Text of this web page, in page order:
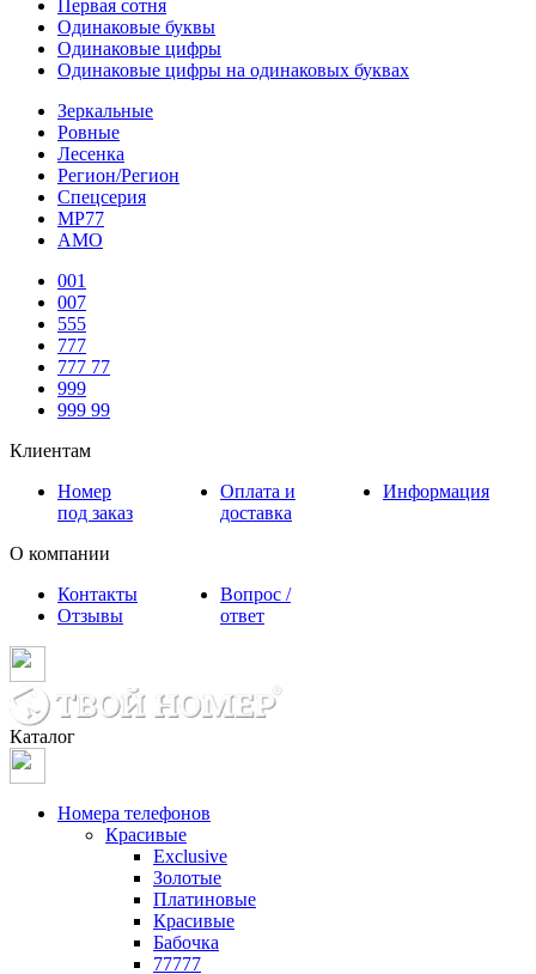
Первая сотня
Одинаковые буквы
Одинаковые цифры
Одинаковые цифры на одинаковых буквах
Зеркальные
Ровные
Лесенка
Регион/Регион
Спецсерия
МР77
АМО
001
007
555
777
777 77
999
999 99
Клиентам
Номер
под заказ
Оплата и
доставка
Информация
О компании
Контакты
Отзывы
Вопрос /
ответ
Каталог
Номера телефонов
Красивые
Exclusive
Золотые
Платиновые
Красивые
Бабочка
77777